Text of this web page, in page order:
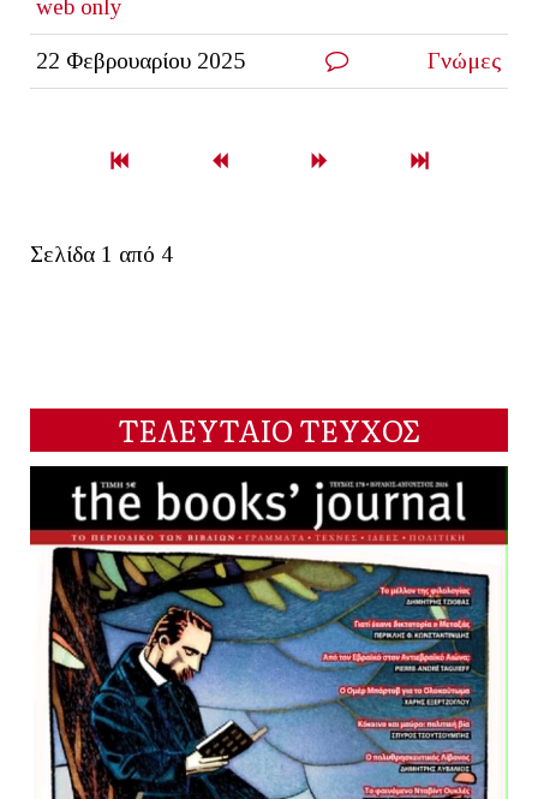
web only
22 Φεβρουαρίου 2025 Γνώμες
Σελίδα 1 από 4
ΤΕΛΕΥΤΑΙΟ ΤΕΥΧΟΣ